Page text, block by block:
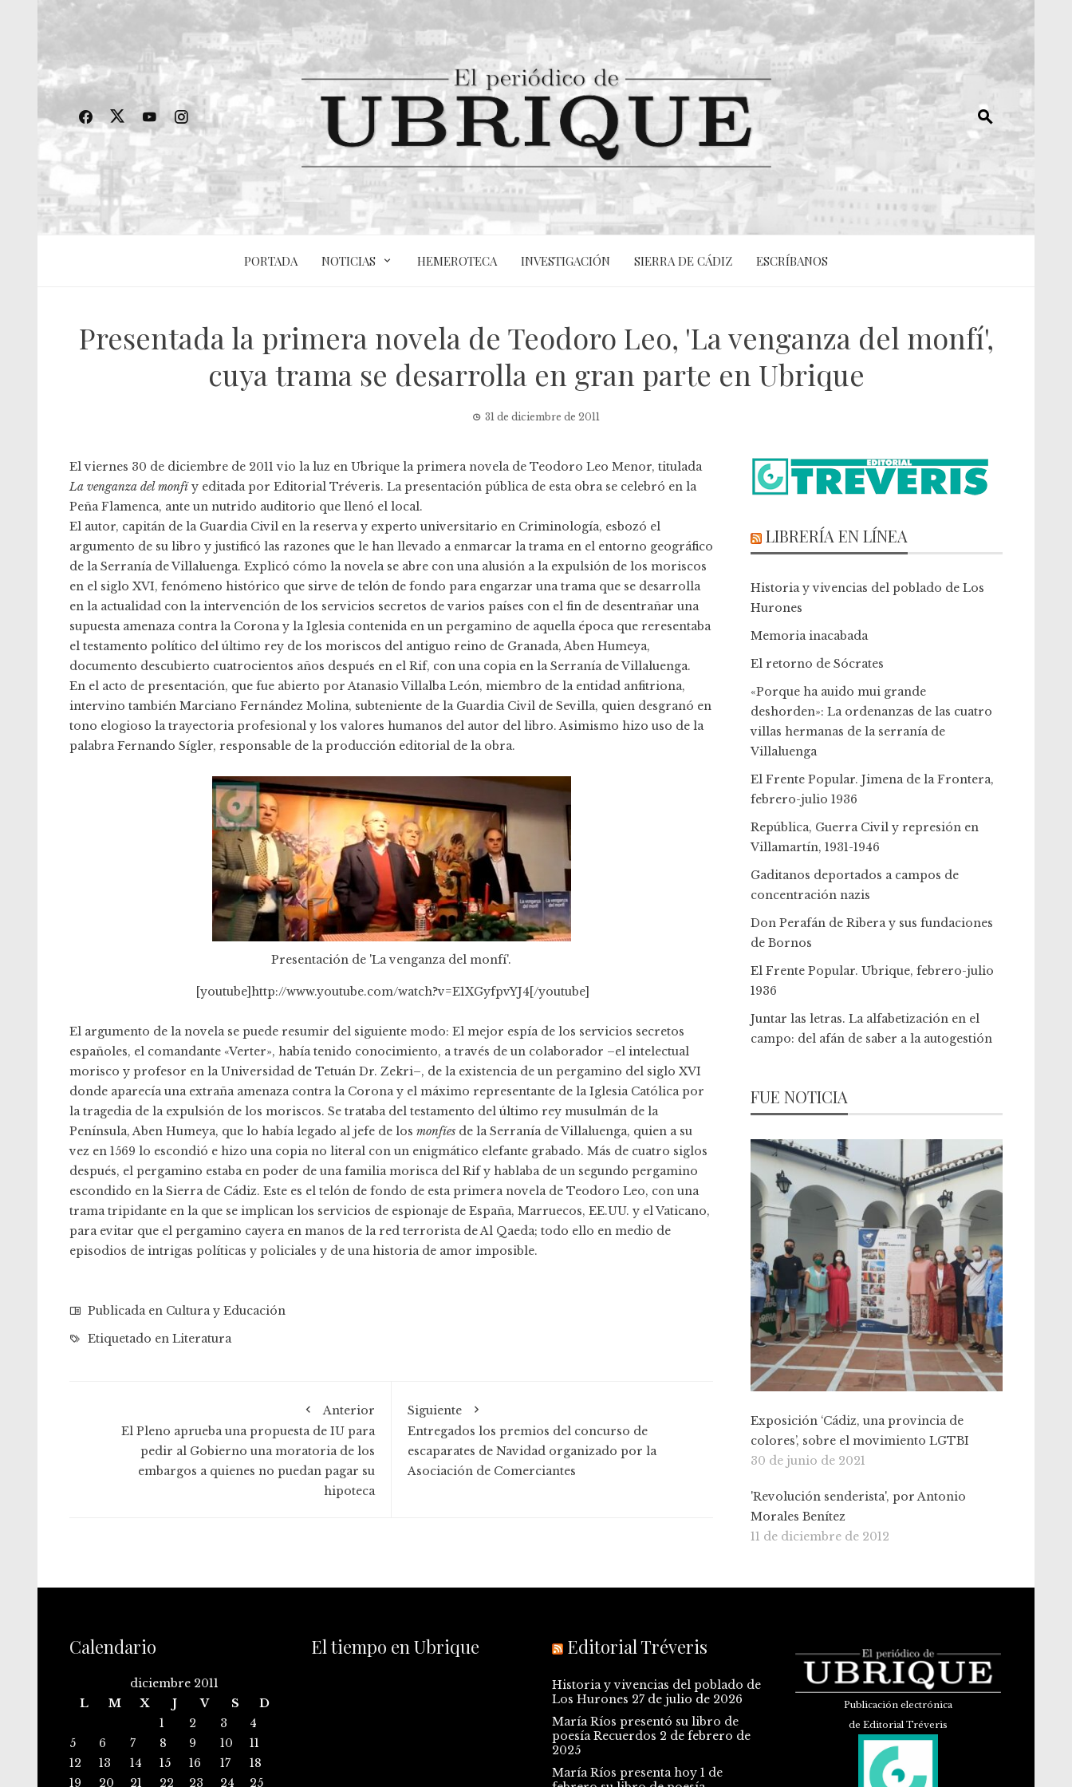
PORTADA NOTICIAS HEMEROTECA INVESTIGACIÓN SIERRA DE CÁDIZ ESCRÍBANOS
Presentada la primera novela de Teodoro Leo, 'La venganza del monfí',
cuya trama se desarrolla en gran parte en Ubrique
31 de diciembre de 2011
El viernes 30 de diciembre de 2011 vio la luz en Ubrique la primera novela de Teodoro Leo Menor, titulada
La venganza del monfíy editada por Editorial Tréveris. La presentación pública de esta obra se celebró en la
Peña Flamenca, ante un nutrido auditorio que llenó el local.
El autor, capitán de la Guardia Civil en la reserva y experto universitario en Criminología, esbozó el
argumento de su libro y justificó las razones que le han llevado a enmarcar la trama en el entorno geográfico
de la Serranía de Villaluenga. Explicó cómo la novela se abre con una alusión a la expulsión de los moriscos
en el siglo XVI, fenómeno histórico que sirve de telón de fondo para engarzar una trama que se desarrolla
en la actualidad con la intervención de los servicios secretos de varios países con el fin de desentrañar una
supuesta amenaza contra la Corona y la Iglesia contenida en un pergamino de aquella época que reresentaba
el testamento político del último rey de los moriscos del antiguo reino de Granada, Aben Humeya,
documento descubierto cuatrocientos años después en el Rif, con una copia en la Serranía de Villaluenga.
En el acto de presentación, que fue abierto por Atanasio Villalba León, miembro de la entidad anfitriona,
intervino también Marciano Fernández Molina, subteniente de la Guardia Civil de Sevilla, quien desgranó en
tono elogioso la trayectoria profesional y los valores humanos del autor del libro. Asimismo hizo uso de la
palabra Fernando Sígler, responsable de la producción editorial de la obra.
Presentación de 'La venganza del monfí'.
[youtube]http://www.youtube.com/watch?v=E1XGyfpvYJ4[/youtube]
El argumento de la novela se puede resumir del siguiente modo: El mejor espía de los servicios secretos
españoles, el comandante «Verter», había tenido conocimiento, a través de un colaborador –el intelectual
morisco y profesor en la Universidad de Tetuán Dr. Zekri–, de la existencia de un pergamino del siglo XVI
donde aparecía una extraña amenaza contra la Corona y el máximo representante de la Iglesia Católica por
la tragedia de la expulsión de los moriscos. Se trataba del testamento del último rey musulmán de la
Península, Aben Humeya, que lo había legado al jefe de los monfíes de la Serranía de Villaluenga, quien a su
vez en 1569 lo escondió e hizo una copia no literal con un enigmático elefante grabado. Más de cuatro siglos
después, el pergamino estaba en poder de una familia morisca del Rif y hablaba de un segundo pergamino
escondido en la Sierra de Cádiz. Este es el telón de fondo de esta primera novela de Teodoro Leo, con una
trama tripidante en la que se implican los servicios de espionaje de España, Marruecos, EE.UU. y el Vaticano,
para evitar que el pergamino cayera en manos de la red terrorista de Al Qaeda; todo ello en medio de
episodios de intrigas políticas y policiales y de una historia de amor imposible.
Publicada en Cultura y Educación
Etiquetado en Literatura
Anterior
El Pleno aprueba una propuesta de IU para
pedir al Gobierno una moratoria de los
embargos a quienes no puedan pagar su
hipoteca
Siguiente
Entregados los premios del concurso de
escaparates de Navidad organizado por la
Asociación de Comerciantes
LIBRERÍA EN LÍNEA
Historia y vivencias del poblado de Los
Hurones
Memoria inacabada
El retorno de Sócrates
«Porque ha auido mui grande
deshorden»: La ordenanzas de las cuatro
villas hermanas de la serranía de
Villaluenga
El Frente Popular. Jimena de la Frontera,
febrero-julio 1936
República, Guerra Civil y represión en
Villamartín, 1931-1946
Gaditanos deportados a campos de
concentración nazis
Don Perafán de Ribera y sus fundaciones
de Bornos
El Frente Popular. Ubrique, febrero-julio
1936
Juntar las letras. La alfabetización en el
campo: del afán de saber a la autogestión
FUE NOTICIA
Exposición ‘Cádiz, una provincia de
colores’, sobre el movimiento LGTBI
30 de junio de 2021
'Revolución senderista', por Antonio
Morales Benítez
11 de diciembre de 2012
Calendario
diciembre 2011
L
M X J V S
D
1
2 3
4
5
6 7 8 9 10
11
12
13 14 15 16 17
18
19
20 21 22 23 24 25
El tiempo en Ubrique Editorial Tréveris
Historia y vivencias del poblado de
Los Hurones 27 de julio de 2026
María Ríos presentó su libro de
poesía Recuerdos 2 de febrero de
2025
María Ríos presenta hoy 1 de
Publicación electrónica
de Editorial Tréveris